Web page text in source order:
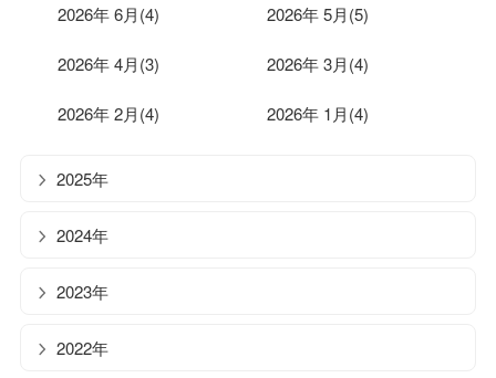
2026年 6月(4) 2026年 5月(5)
2026年 4月(3) 2026年 3月(4)
2026年 2月(4) 2026年 1月(4)
2025年
2024年
2023年
2022年